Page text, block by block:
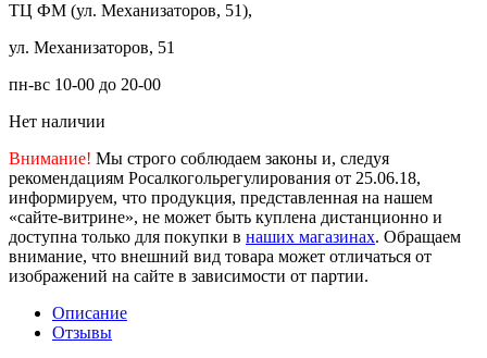
ТЦ ФМ (ул. Механизаторов, 51),
ул. Механизаторов, 51
пн-вс 10-00 до 20-00
Нет наличии
Внимание! Мы строго соблюдаем законы и, следуя
рекомендациям Росалкогольрегулирования от 25.06.18,
информируем, что продукция, представленная на нашем
«сайте-витрине», не может быть куплена дистанционно и
доступна только для покупки в наших магазинах. Обращаем
внимание, что внешний вид товара может отличаться от
изображений на сайте в зависимости от партии.
Описание
Отзывы